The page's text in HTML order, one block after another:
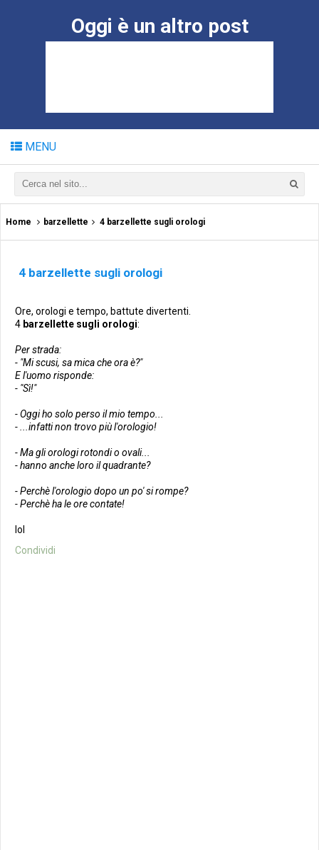
Oggi è un altro post
MENU
Home barzellette 4 barzellette sugli orologi
4 barzellette sugli orologi
Ore, orologi e tempo, battute divertenti.
4 barzellette sugli orologi:
Per strada:
- "Mi scusi, sa mica che ora è?"
E l'uomo risponde:
- "Sì!"
- Oggi ho solo perso il mio tempo...
- ...infatti non trovo più l'orologio!
- Ma gli orologi rotondi o ovali...
- hanno anche loro il quadrante?
- Perchè l'orologio dopo un po' si rompe?
- Perchè ha le ore contate!
lol
Condividi